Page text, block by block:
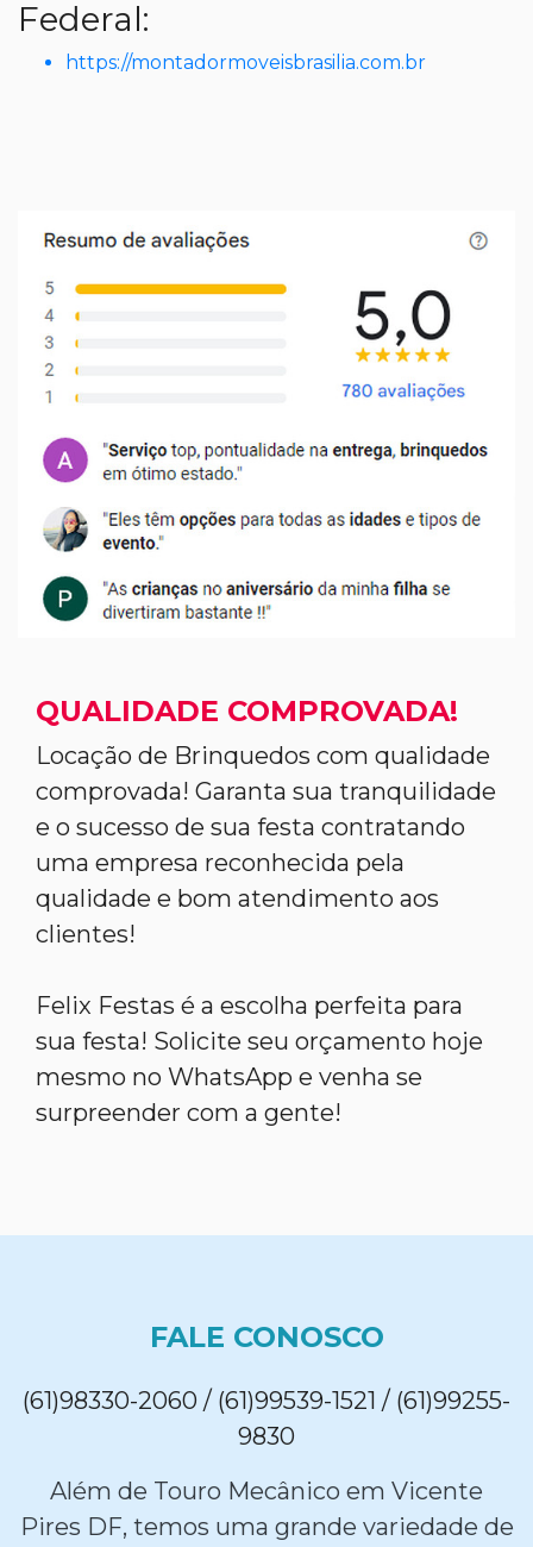
Federal:
https://montadormoveisbrasilia.com.br
QUALIDADE COMPROVADA!
Locação de Brinquedos com qualidade
comprovada! Garanta sua tranquilidade
e o sucesso de sua festa contratando
uma empresa reconhecida pela
qualidade e bom atendimento aos
clientes!
Felix Festas é a escolha perfeita para
sua festa! Solicite seu orçamento hoje
mesmo no WhatsApp e venha se
surpreender com a gente!
FALE CONOSCO
(61)98330-2060 / (61)99539-1521 / (61)99255-
9830
Além de Touro Mecânico em Vicente
Pires DF, temos uma grande variedade de